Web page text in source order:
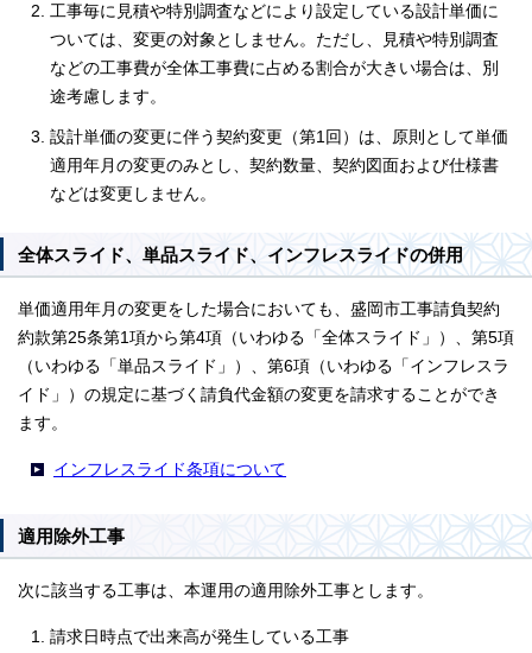
工事毎に見積や特別調査などにより設定している設計単価に
ついては、変更の対象としません。ただし、見積や特別調査
などの工事費が全体工事費に占める割合が大きい場合は、別
途考慮します。
設計単価の変更に伴う契約変更（第1回）は、原則として単価
適用年月の変更のみとし、契約数量、契約図面および仕様書
などは変更しません。
全体スライド、単品スライド、インフレスライドの併用
単価適用年月の変更をした場合においても、盛岡市工事請負契約
約款第25条第1項から第4項（いわゆる「全体スライド」）、第5項
（いわゆる「単品スライド」）、第6項（いわゆる「インフレスラ
イド」）の規定に基づく請負代金額の変更を請求することができ
ます。
インフレスライド条項について
適用除外工事
次に該当する工事は、本運用の適用除外工事とします。
請求日時点で出来高が発生している工事